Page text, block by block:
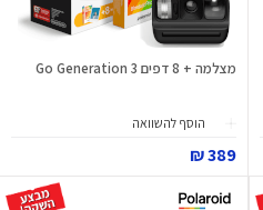
מצלמה + 8 דפים Go Generation 3
הוסף להשוואה
389 ₪